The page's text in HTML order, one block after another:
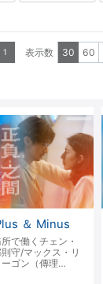
1 表示数 30 60
＆ Minus
で働くチェン・
守/マックス・リ
ゴン（傳理…